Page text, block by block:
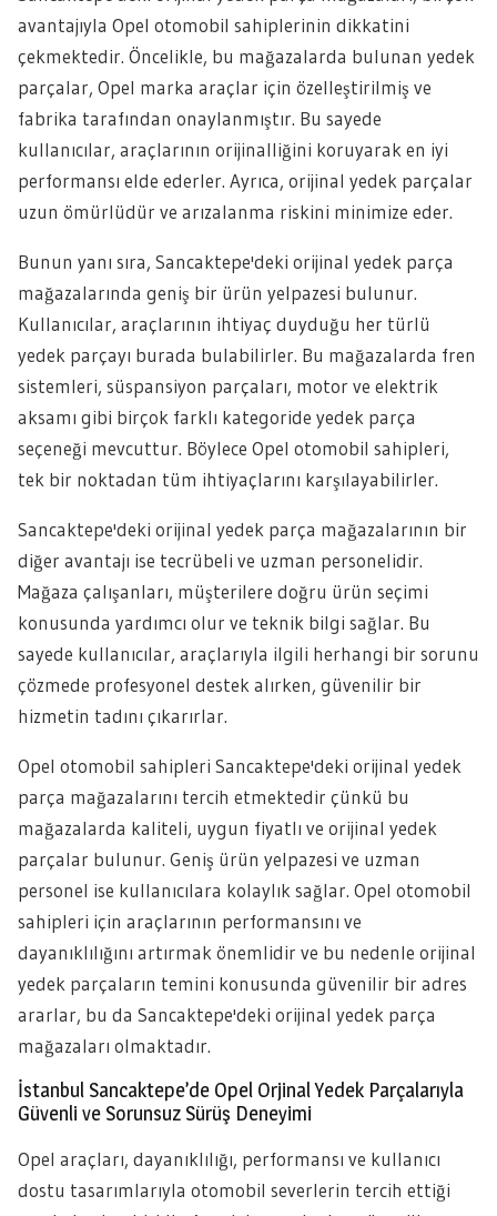
avantajıyla Opel otomobil sahiplerinin dikkatini
çekmektedir. Öncelikle, bu mağazalarda bulunan yedek
parçalar, Opel marka araçlar için özelleştirilmiş ve
fabrika tarafından onaylanmıştır. Bu sayede
kullanıcılar, araçlarının orijinalliğini koruyarak en iyi
performansı elde ederler. Ayrıca, orijinal yedek parçalar
uzun ömürlüdür ve arızalanma riskini minimize eder.
Bunun yanı sıra, Sancaktepe'deki orijinal yedek parça
mağazalarında geniş bir ürün yelpazesi bulunur.
Kullanıcılar, araçlarının ihtiyaç duyduğu her türlü
yedek parçayı burada bulabilirler. Bu mağazalarda fren
sistemleri, süspansiyon parçaları, motor ve elektrik
aksamı gibi birçok farklı kategoride yedek parça
seçeneği mevcuttur. Böylece Opel otomobil sahipleri,
tek bir noktadan tüm ihtiyaçlarını karşılayabilirler.
Sancaktepe'deki orijinal yedek parça mağazalarının bir
diğer avantajı ise tecrübeli ve uzman personelidir.
Mağaza çalışanları, müşterilere doğru ürün seçimi
konusunda yardımcı olur ve teknik bilgi sağlar. Bu
sayede kullanıcılar, araçlarıyla ilgili herhangi bir sorunu
çözmede profesyonel destek alırken, güvenilir bir
hizmetin tadını çıkarırlar.
Opel otomobil sahipleri Sancaktepe'deki orijinal yedek
parça mağazalarını tercih etmektedir çünkü bu
mağazalarda kaliteli, uygun fiyatlı ve orijinal yedek
parçalar bulunur. Geniş ürün yelpazesi ve uzman
personel ise kullanıcılara kolaylık sağlar. Opel otomobil
sahipleri için araçlarının performansını ve
dayanıklılığını artırmak önemlidir ve bu nedenle orijinal
yedek parçaların temini konusunda güvenilir bir adres
ararlar, bu da Sancaktepe'deki orijinal yedek parça
mağazaları olmaktadır.
İstanbul Sancaktepe’de Opel Orjinal Yedek Parçalarıyla
Güvenli ve Sorunsuz Sürüş Deneyimi
Opel araçları, dayanıklılığı, performansı ve kullanıcı
dostu tasarımlarıyla otomobil severlerin tercih ettiği